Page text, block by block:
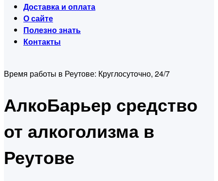
Доставка и оплата
О сайте
Полезно знать
Контакты
Время работы в Реутове: Круглосуточно, 24/7
АлкоБарьер средство
от алкоголизма в
Реутове